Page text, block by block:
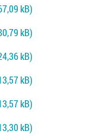
kB)
kB)
kB)
kB)
kB)
kB)